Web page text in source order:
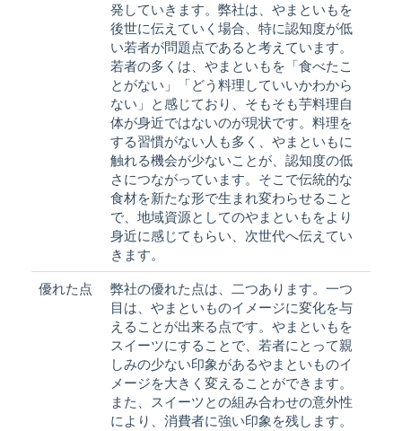
発していきます。弊社は、やまといもを
後世に伝えていく場合、特に認知度が低
い若者が問題点であると考えています。
若者の多くは、やまといもを「食べたこ
とがない」「どう料理していいかわから
ない」と感じており、そもそも芋料理自
体が身近ではないのが現状です。料理を
する習慣がない人も多く、やまといもに
触れる機会が少ないことが、認知度の低
さにつながっています。そこで伝統的な
食材を新たな形で生まれ変わらせること
で、地域資源としてのやまといもをより
身近に感じてもらい、次世代へ伝えてい
きます。
優れた点
弊社の優れた点は、二つあります。一つ
目は、やまといものイメージに変化を与
えることが出来る点です。やまといもを
スイーツにすることで、若者にとって親
しみの少ない印象があるやまといものイ
メージを大きく変えることができます。
また、スイーツとの組み合わせの意外性
により、消費者に強い印象を残します。